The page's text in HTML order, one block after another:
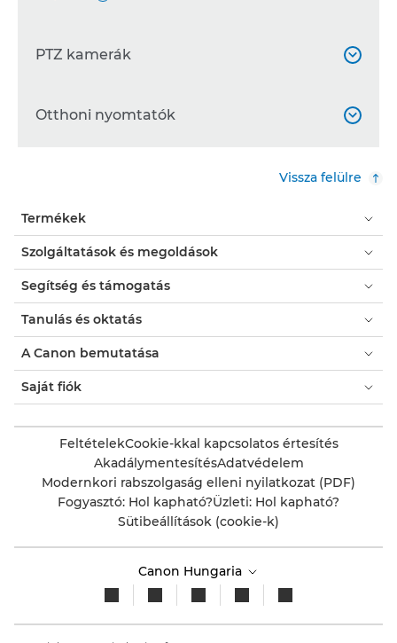
PTZ kamerák 
Fotoplus 
Otthoni nyomtatók 
Euronics
Auchan 
Mysoft
Bestbyte 
Patronbolt
Tripont
Vissza felülre
Termékek
Szolgáltatások és megoldások
Segítség és támogatás
Tanulás és oktatás
A Canon bemutatása
Saját fiók
FeltételekCookie-kkal kapcsolatos értesítés
AkadálymentesítésAdatvédelem
Modernkori rabszolgaság elleni nyilatkozat (PDF)
Fogyasztó: Hol kapható?Üzleti: Hol kapható?
Sütibeállítások (cookie-k)
Canon Hungaria